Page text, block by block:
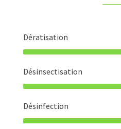
Dératisation
Désinsectisation
Désinfection